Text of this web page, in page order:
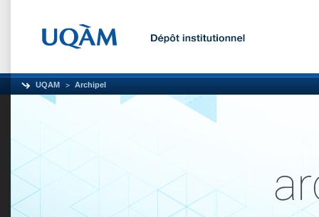
UQAM Archipel